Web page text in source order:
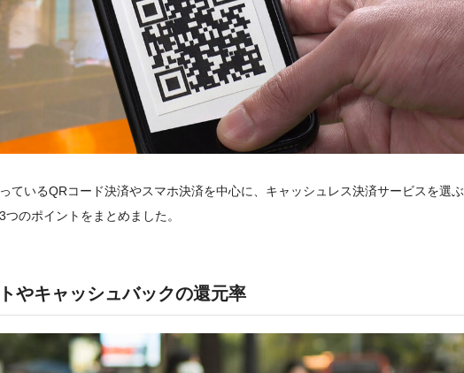
ているQRコード決済やスマホ決済を中心に、キャッシュレス決済サービスを選ぶ
のポイントをまとめました。
やキャッシュバックの還元率